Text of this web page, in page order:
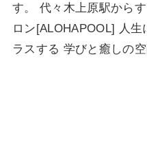
す。 代々木上原駅から
ロン[ALOHAPOOL] 人
ラスする 学びと癒しの空